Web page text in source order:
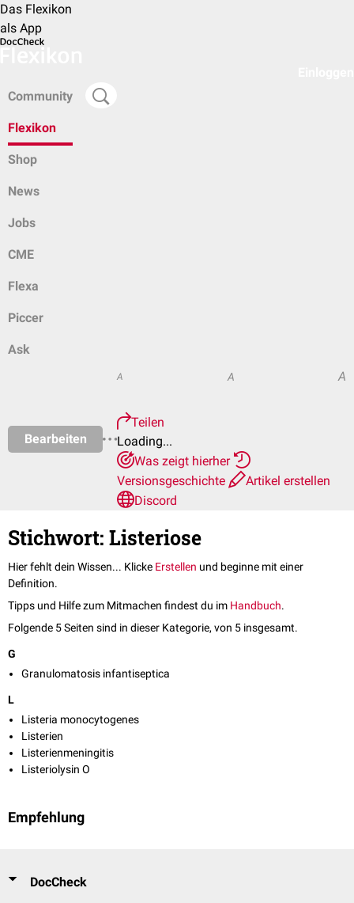
Das Flexikon
als App
Community
Flexikon
Shop
News
Jobs
CME
Flexa
Piccer
Ask
Bearbeiten
A A A
Teilen
Loading...
Was zeigt hierher
Versionsgeschichte
Artikel erstellen
Discord
Stichwort: Listeriose
Hier fehlt dein Wissen... Klicke Erstellen und beginne mit einer
Definition.
Tipps und Hilfe zum Mitmachen findest du im Handbuch.
Folgende 5 Seiten sind in dieser Kategorie, von 5 insgesamt.
G
Granulomatosis infantiseptica
L
Listeria monocytogenes
Listerien
Listerienmeningitis
Listeriolysin O
Empfehlung
DocCheck